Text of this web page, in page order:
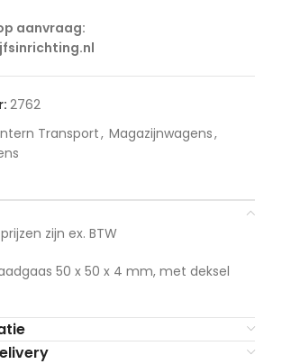
aanvraag:
2762
Transport, Magazijnwagens,
zijn ex. BTW
50 x 50 x 4 mm, met deksel